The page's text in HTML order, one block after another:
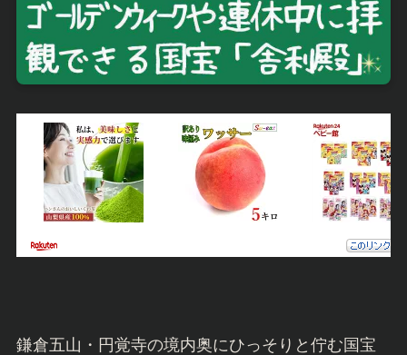
鎌倉五山・円覚寺の境内奥にひっそりと佇む国宝